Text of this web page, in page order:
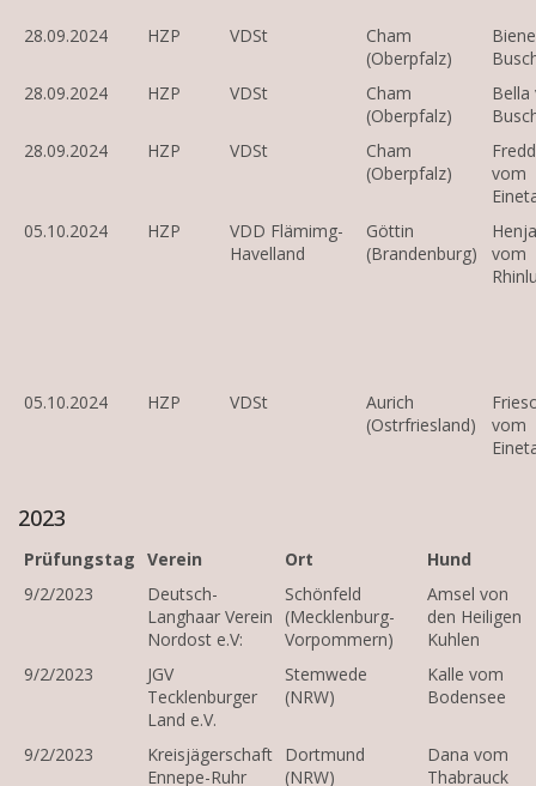
28.09.2024 HZP VDSt
Cham
(Oberpfalz)
28.09.2024
HZP VDSt
Cham
(Oberpfalz)
Bella
28.09.2024
HZP VDSt
Cham
(Oberpfalz)
vom
05.10.2024
HZP
VDD Flämimg-
Havelland
Göttin
(Brandenburg)
Henja
vom
05.10.2024 HZP VDSt
Aurich
(Ostrfriesland)
vom
2023
Prüfungstag Verein Ort
Hund
9/2/2023
Deutsch-
Langhaar Verein
Nordost e.V:
Schönfeld
(Mecklenburg-
Vorpommern)
Amsel von
den Heiligen
Kuhlen
9/2/2023
JGV
Tecklenburger
Land e.V.
Stemwede
(NRW)
Kalle vom
Bodensee
9/2/2023
Kreisjägerschaft
Ennepe-Ruhr
Dortmund
(NRW)
Dana vom
Thabrauck